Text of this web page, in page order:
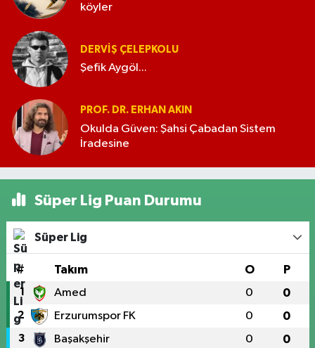
köyler
DERVIŞ ÇELEPKOLU
Şefik Aygöl...
PROF. DR. ERHAN AKIN
Okulda Güven: Şahsi Çabadan Sistem
İradesine
Süper Lig Puan Durumu
Süper Lig
# Takım O P
1 Amed 0 0
2 Erzurumspor FK 0 0
3 Başakşehir 0 0